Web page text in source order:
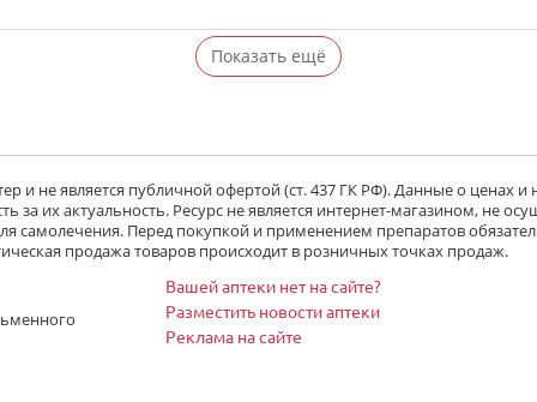
Показать ещё
и не является публичной офертой (ст. 437 ГК РФ). Данные о ценах и
за их актуальность. Ресурс не является интернет-магазином, не
самолечения. Перед покупкой и применением препаратов
продажа товаров происходит в розничных точках продаж.
Вашей аптеки нет на сайте?
Разместить новости аптеки
Реклама на сайте